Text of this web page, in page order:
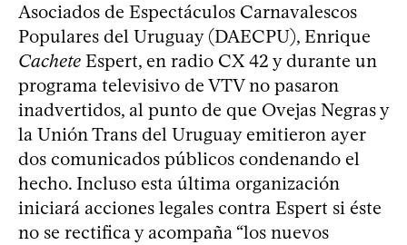
Asociados de Espectáculos Carnavalescos
Populares del Uruguay (DAECPU), Enrique
Cachete Espert, en radio CX 42 y durante un
programa televisivo de VTV no pasaron
inadvertidos, al punto de que Ovejas Negras y
la Unión Trans del Uruguay emitieron ayer
dos comunicados públicos condenando el
hecho. Incluso esta última organización
iniciará acciones legales contra Espert si éste
no se rectifica y acompaña “los nuevos